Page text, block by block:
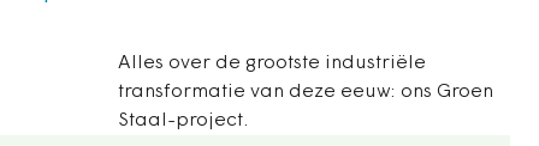
Alles over de grootste industriële
transformatie van deze eeuw: ons Groen
Staal-project.